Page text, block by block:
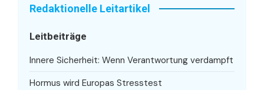
Redaktionelle Leitartikel
Leitbeiträge
Innere Sicherheit: Wenn Verantwortung verdampft
Hormus wird Europas Stresstest